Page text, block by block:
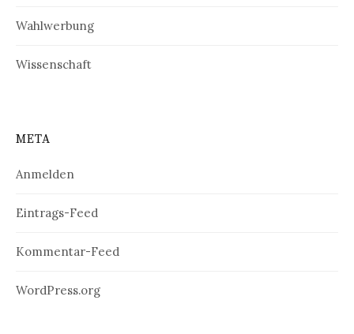
Wahlwerbung
Wissenschaft
META
Anmelden
Eintrags-Feed
Kommentar-Feed
WordPress.org